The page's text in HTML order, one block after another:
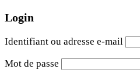
Login
Identifiant ou adresse e-mail
Mot de passe